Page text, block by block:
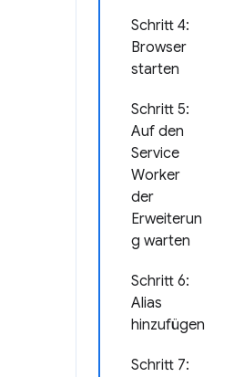
Schritt 4:
Browser
starten
Schritt 5:
Auf den
Service
Worker
der
Erweiterun
g warten
Schritt 6:
Alias
hinzufügen
Schritt 7: